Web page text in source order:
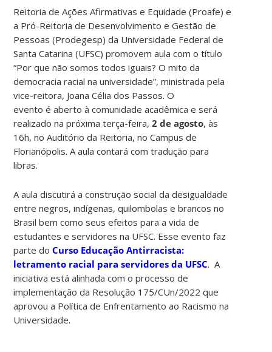
Reitoria de Ações Afirmativas e Equidade (Proafe) e
a Pró-Reitoria de Desenvolvimento e Gestão de
Pessoas (Prodegesp) da Universidade Federal de
Santa Catarina (UFSC) promovem aula com o título
“Por que não somos todos iguais? O mito da
democracia racial na universidade”, ministrada pela
vice-reitora, Joana Célia dos Passos. O
evento é aberto à comunidade acadêmica e será
realizado na próxima terça-feira, 2 de agosto, às
16h, no Auditório da Reitoria, no Campus de
Florianópolis. A aula contará com tradução para
libras.
A aula discutirá a construção social da desigualdade
entre negros, indígenas, quilombolas e brancos no
Brasil bem como seus efeitos para a vida de
estudantes e servidores na UFSC. Esse evento faz
parte do Curso Educação Antirracista:
letramento racial para servidores da UFSC. A
iniciativa está alinhada com o processo de
implementação da Resolução 175/CUn/2022 que
aprovou a Política de Enfrentamento ao Racismo na
Universidade.